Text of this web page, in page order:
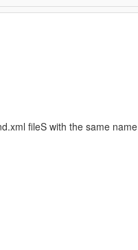
fileS with the same name